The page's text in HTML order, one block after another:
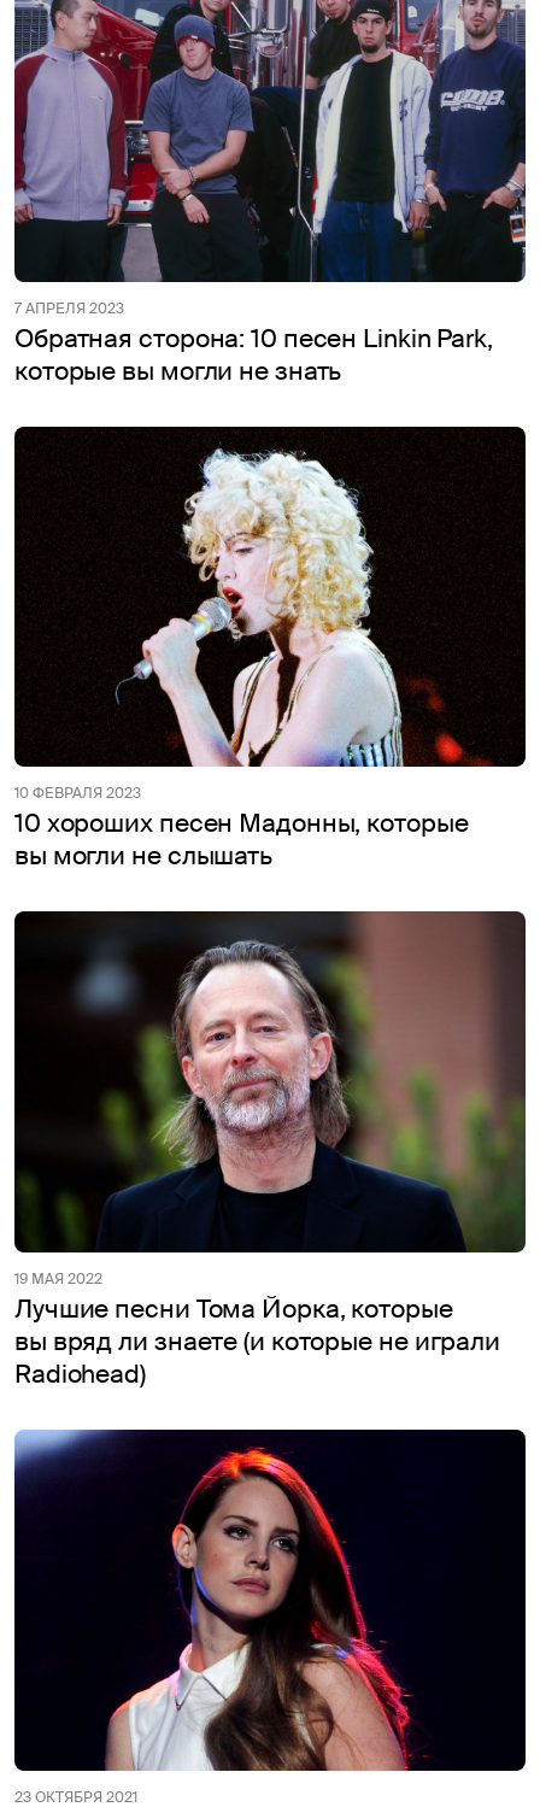
7 АПРЕЛЯ 2023
Обратная сторона: 10 песен Linkin Park,
которые вы могли не знать
10 ФЕВРАЛЯ 2023
10 хороших песен Мадонны, которые
вы могли не слышать
19 МАЯ 2022
Лучшие песни Тома Йорка, которые
вы вряд ли знаете (и которые не играли
Radiohead)
23 ОКТЯБРЯ 2021